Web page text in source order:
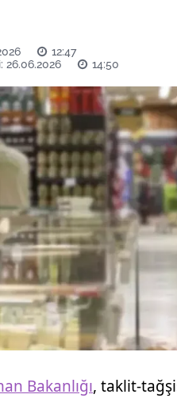
12:47
26.06.2026
14:50
Bakanlığı, taklit-